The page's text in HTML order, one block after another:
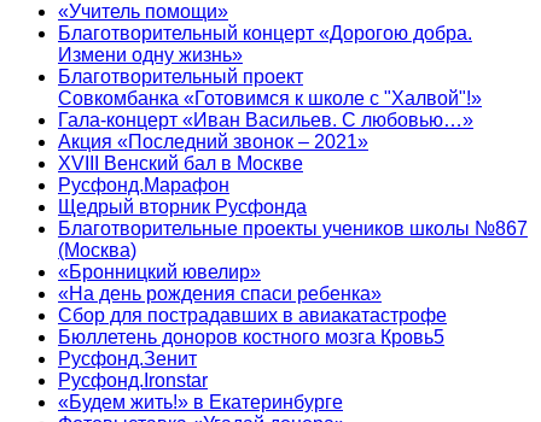
«Учитель помощи»
Благотворительный концерт «Дорогою добра.
Измени одну жизнь»
Благотворительный проект
Совкомбанка «Готовимся к школе с "Халвой"!»
Гала-концерт «Иван Васильев. С любовью…»
Акция «Последний звонок – 2021»
XVIII Венский бал в Москве
Русфонд.Марафон
Щедрый вторник Русфонда
Благотворительные проекты учеников школы №867
(Москва)
«Бронницкий ювелир»
«На день рождения спаси ребенка»
Сбор для пострадавших в авиакатастрофе
Бюллетень доноров костного мозга Кровь5
Русфонд.Зенит
Русфонд.Ironstar
«Будем жить!» в Екатеринбурге